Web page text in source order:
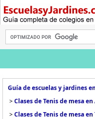
Guía de escuelas y jardines
>Clases de Tenis de mesa
>Clases de Tenis de mesa